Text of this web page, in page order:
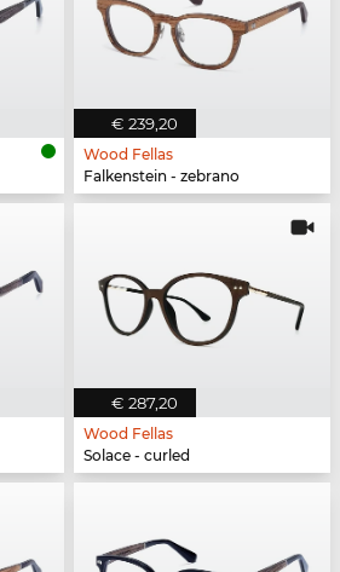
€ 239,20
Wood Fellas
Falkenstein - zebrano
€ 287,20
Wood Fellas
Solace - curled